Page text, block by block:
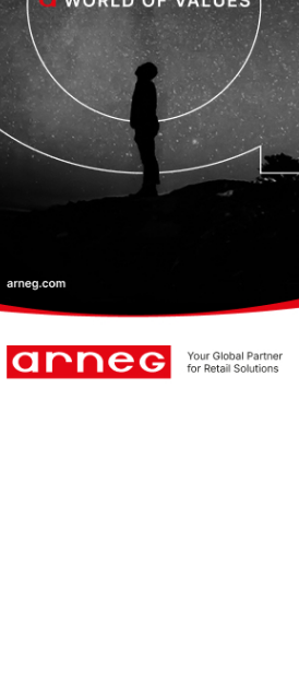
01.07
Cafom annonce
des résultats semestriels en
hausse, portés par le e-
commerce
30.06
La Sportiva affiche
une croissance solide en
2025
30.06
Canicule : les